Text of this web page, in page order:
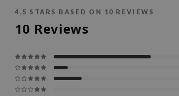
4,5 STARS BASED ON 10 REVIEWS
10 Reviews